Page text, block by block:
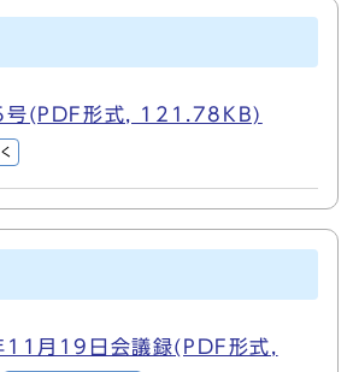
号(PDF形式, 121.78KB)
月19日会議録(PDF形式,